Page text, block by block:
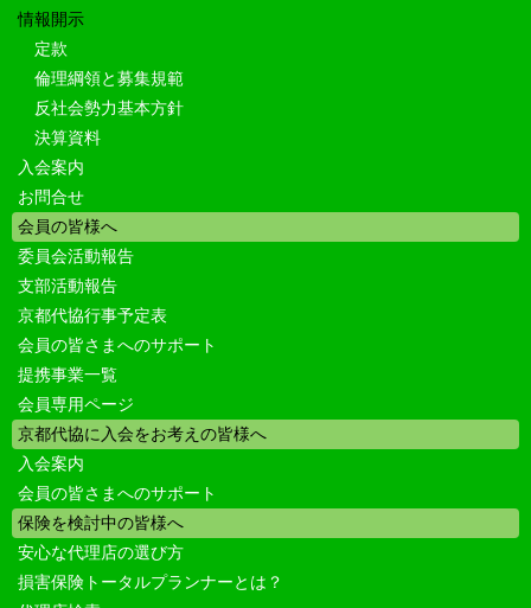
情報開示
定款
倫理綱領と募集規範
反社会勢力基本方針
決算資料
入会案内
お問合せ
会員の皆様へ
委員会活動報告
支部活動報告
京都代協行事予定表
会員の皆さまへのサポート
提携事業一覧
会員専用ページ
京都代協に入会をお考えの皆様へ
入会案内
会員の皆さまへのサポート
保険を検討中の皆様へ
安心な代理店の選び方
損害保険トータルプランナーとは？